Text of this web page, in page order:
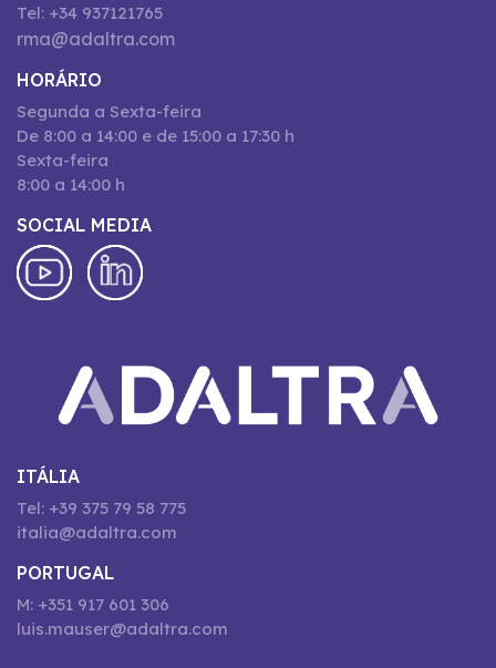
Tel: +34 937121765
rma@adaltra.com
HORÁRIO
Segunda a Sexta-feira
De 8:00 a 14:00 e de 15:00 a 17:30 h
Sexta-feira
8:00 a 14:00 h
SOCIAL MEDIA
ITÁLIA
Tel: +39 375 79 58 775
italia@adaltra.com
PORTUGAL
M: +351 917 601 306
luis.mauser@adaltra.com